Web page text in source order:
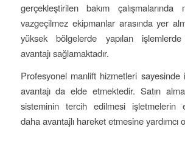
gerçekleştirilen bakım çalışmalarında
vazgeçilmez ekipmanlar arasında yer
yüksek bölgelerde yapılan
avantajı sağlamaktadır.
Profesyonel manlift hizmetleri sayesinde
avantajı da elde etmektedir. Satın
sisteminin tercih edilmesi işletmelerin
daha avantajlı hareket etmesine yardımcı